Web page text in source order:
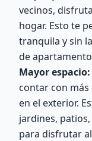
vecinos,
hogar. Esto te
tranquila y sin
de
Mayor espacio:
contar con
en el exterior.
jardines,
para disfrutar